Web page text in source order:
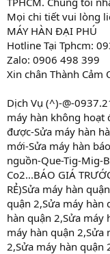
Mọi chi tiết vui lòng
MÁY HÀN ĐẠI PHÚ
Hotline Tại Tphcm:
Zalo: 0906 498 399
Xin chân Thành Cảm
Dịch Vụ (^)-@-
máy hàn không hoạt
được-Sửa máy hàn
mới-Sửa máy hàn
nguồn-Que-Tig-Mig-
Co2...BÁO GIÁ
RẺ)Sửa máy hàn
quận 2,Sửa máy hàn
hàn quận 2,Sửa máy
máy hàn quận 2,Sửa
2,Sửa máy hàn quận